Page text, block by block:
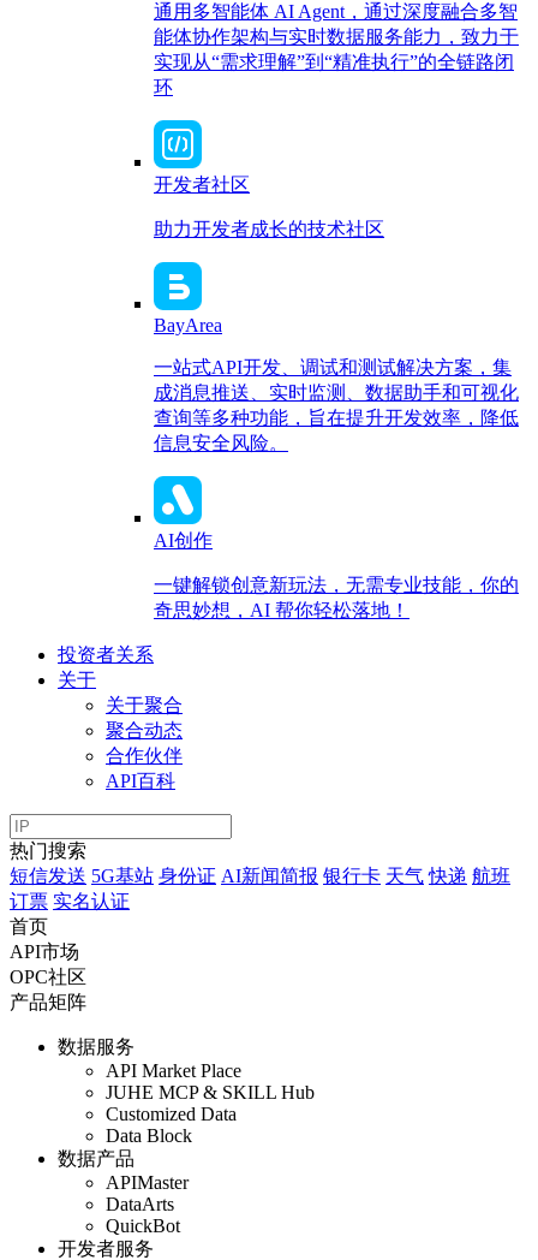
通用多智能体 AI Agent，通过深度融合多智
能体协作架构与实时数据服务能力，致力于
实现从“需求理解”到“精准执行”的全链路闭
环
开发者社区
助力开发者成长的技术社区
BayArea
一站式API开发、调试和测试解决方案，集
成消息推送、实时监测、数据助手和可视化
查询等多种功能，旨在提升开发效率，降低
信息安全风险。
AI创作
一键解锁创意新玩法，无需专业技能，你的
奇思妙想，AI 帮你轻松落地！
投资者关系
关于
关于聚合
聚合动态
合作伙伴
API百科
热门搜索
短信发送 5G基站 身份证 AI新闻简报 银行卡 天气 快递 航班
订票 实名认证
首页
API市场
OPC社区
产品矩阵
数据服务
API Market Place
JUHE MCP & SKILL Hub
Customized Data
Data Block
数据产品
APIMaster
DataArts
QuickBot
开发者服务